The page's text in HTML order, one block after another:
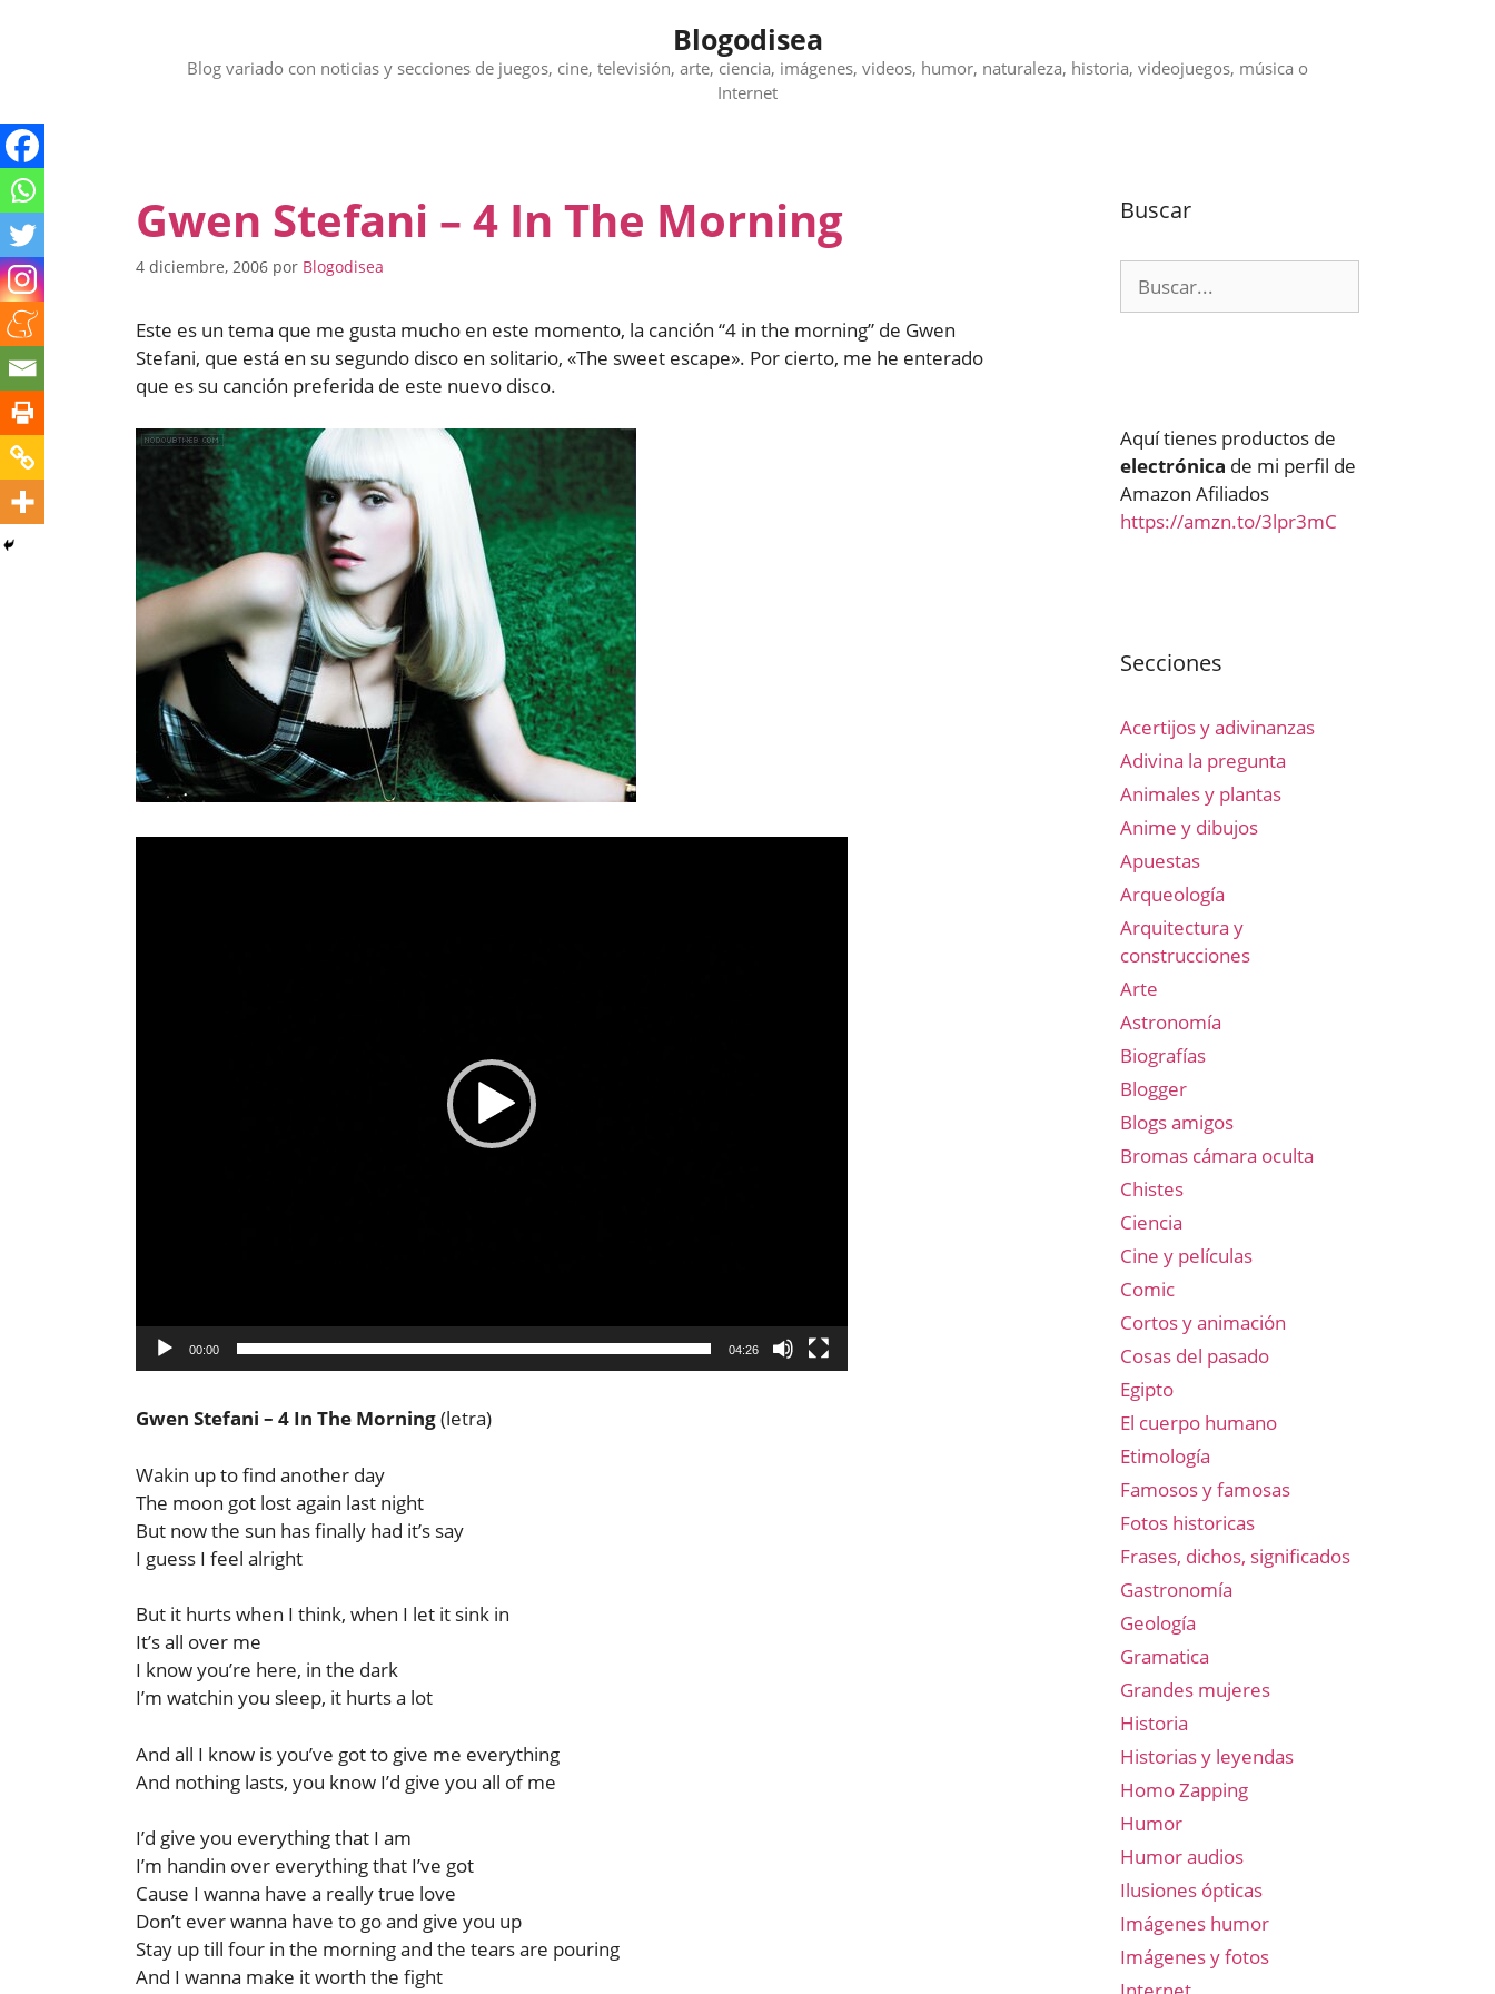
Blogodisea
Blog variado con noticias y secciones de juegos, cine, televisión, arte, ciencia, imágenes, videos, humor, naturaleza, historia, videojuegos, música o
Internet
Gwen Stefani – 4 In The Morning
4 diciembre, 2006 por Blogodisea
Este es un tema que me gusta mucho en este momento, la canción “4 in the morning” de Gwen
Stefani, que está en su segundo disco en solitario, «The sweet escape». Por cierto, me he enterado
que es su canción preferida de este nuevo disco.
00:00 04:26
Gwen Stefani – 4 In The Morning(letra)
Wakin up to find another day
The moon got lost again last night
But now the sun has finally had it’s say
I guess I feel alright
But it hurts when I think, when I let it sink in
It’s all over me
I know you’re here, in the dark
I’m watchin you sleep, it hurts a lot
And all I know is you’ve got to give me everything
And nothing lasts, you know I’d give you all of me
I’d give you everything that I am
I’m handin over everything that I’ve got
Cause I wanna have a really true love
Don’t ever wanna have to go and give you up
Stay up till four in the morning and the tears are pouring
And I wanna make it worth the fight
Buscar
Aquí tienes productos de
electrónica de mi perfil de
Amazon Afiliados
https://amzn.to/3lpr3mC
Secciones
Acertijos y adivinanzas
Adivina la pregunta
Animales y plantas
Anime y dibujos
Apuestas
Arqueología
Arquitectura y
construcciones
Arte
Astronomía
Biografías
Blogger
Blogs amigos
Bromas cámara oculta
Chistes
Ciencia
Cine y películas
Comic
Cortos y animación
Cosas del pasado
Egipto
El cuerpo humano
Etimología
Famosos y famosas
Fotos historicas
Frases, dichos, significados
Gastronomía
Geología
Gramatica
Grandes mujeres
Historia
Historias y leyendas
Homo Zapping
Humor
Humor audios
Ilusiones ópticas
Imágenes humor
Imágenes y fotos